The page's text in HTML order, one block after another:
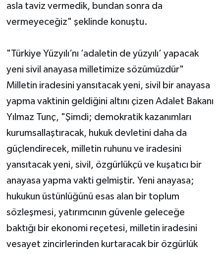
asla taviz vermedik, bundan sonra da
vermeyeceğiz" şeklinde konuştu.
"Türkiye Yüzyılı’nı ’adaletin de yüzyılı’ yapacak
yeni sivil anayasa milletimize sözümüzdür"
Milletin iradesini yansıtacak yeni, sivil bir anayasa
yapma vaktinin geldiğini altını çizen Adalet Bakanı
Yılmaz Tunç, "Şimdi; demokratik kazanımları
kurumsallaştıracak, hukuk devletini daha da
güçlendirecek, milletin ruhunu ve iradesini
yansıtacak yeni, sivil, özgürlükçü ve kuşatıcı bir
anayasa yapma vakti gelmiştir. Yeni anayasa;
hukukun üstünlüğünü esas alan bir toplum
sözleşmesi, yatırımcının güvenle geleceğe
baktığı bir ekonomi reçetesi, milletin iradesini
vesayet zincirlerinden kurtaracak bir özgürlük